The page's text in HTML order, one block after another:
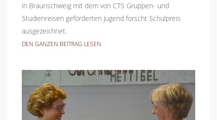
in Braunschweig mit dem von CTS Gruppen- und
Studienreisen geförderten Jugend forscht Schulpreis
ausgezeichnet.
DEN GANZEN BEITRAG LESEN